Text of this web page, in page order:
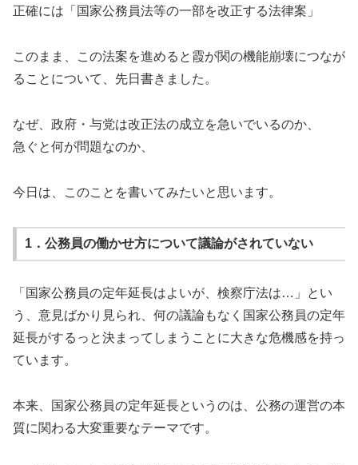
正確には「国家公務員法等の一部を改正する法律案」
このまま、この法案を進めると霞が関の機能崩壊につなが
ることについて、先日書きました。
なぜ、政府・与党は改正法の成立を急いでいるのか、
急ぐと何が問題なのか、
今日は、このことを書いてみたいと思います。
1．公務員の働かせ方について議論がされていない
「国家公務員の定年延長はよいが、検察庁法は…」とい
う、意見ばかり見られ、何の議論もなく国家公務員の定年
延長がするっと決まってしまうことに大きな危機感を持っ
ています。
本来、国家公務員の定年延長というのは、公務の運営の本
質に関わる大変重要なテーマです。